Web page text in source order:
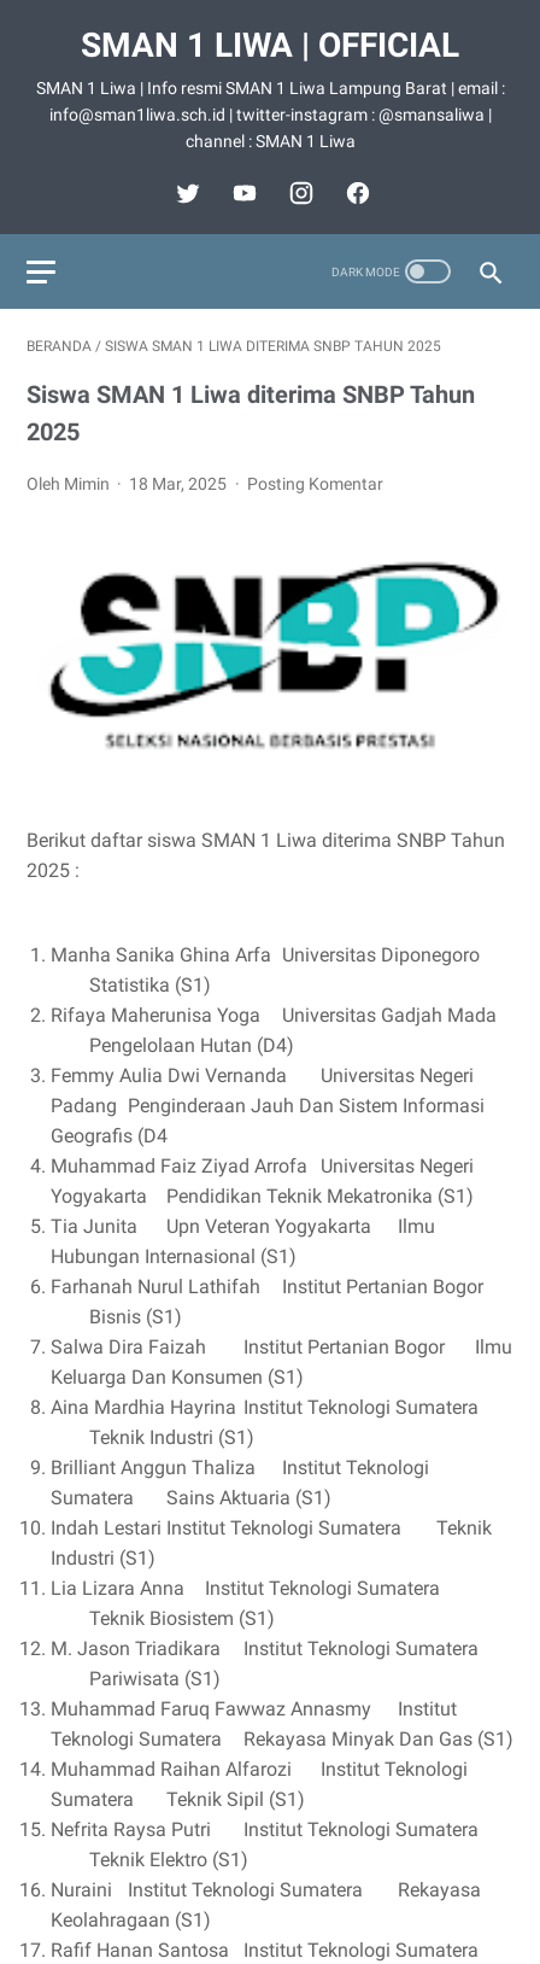
SMAN 1 LIWA | OFFICIAL
SMAN 1 Liwa | Info resmi SMAN 1 Liwa Lampung Barat | email :
info@sman1liwa.sch.id | twitter-instagram : @smansaliwa |
channel : SMAN 1 Liwa
BERANDA / SISWA SMAN 1 LIWA DITERIMA SNBP TAHUN 2025
Siswa SMAN 1 Liwa diterima SNBP Tahun
2025
Oleh Mimin 18 Mar, 2025 Posting Komentar
Berikut daftar siswa SMAN 1 Liwa diterima SNBP Tahun
2025 :
Manha Sanika Ghina Arfa Universitas Diponegoro
Statistika (S1)
Rifaya Maherunisa Yoga
Universitas Gadjah Mada
Pengelolaan Hutan (D4)
Femmy Aulia Dwi Vernanda
Universitas Negeri
Padang Penginderaan Jauh Dan Sistem Informasi
Geografis (D4
Muhammad Faiz Ziyad Arrofa
Universitas Negeri
Yogyakarta
Pendidikan Teknik Mekatronika (S1)
Tia Junita
Upn Veteran Yogyakarta
Ilmu
Hubungan Internasional (S1)
Farhanah Nurul Lathifah
Institut Pertanian Bogor
Bisnis (S1)
Salwa Dira Faizah
Institut Pertanian Bogor
Ilmu
Keluarga Dan Konsumen (S1)
Aina Mardhia Hayrina Institut Teknologi Sumatera
Teknik Industri (S1)
Brilliant Anggun Thaliza
Institut Teknologi
Sumatera
Sains Aktuaria (S1)
Indah Lestari Institut Teknologi Sumatera
Teknik
Industri (S1)
Lia Lizara Anna
Institut Teknologi Sumatera
Teknik Biosistem (S1)
M. Jason Triadikara
Institut Teknologi Sumatera
Pariwisata (S1)
Muhammad Faruq Fawwaz Annasmy
Institut
Teknologi Sumatera
Rekayasa Minyak Dan Gas (S1)
Muhammad Raihan Alfarozi
Institut Teknologi
Sumatera
Teknik Sipil (S1)
Nefrita Raysa Putri
Institut Teknologi Sumatera
Teknik Elektro (S1)
Nuraini
Institut Teknologi Sumatera
Rekayasa
Keolahragaan (S1)
Rafif Hanan Santosa
Institut Teknologi Sumatera